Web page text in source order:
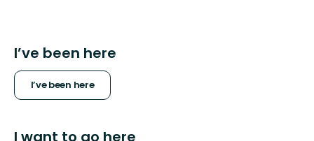
I’ve been here
I’ve been here
I want to go here